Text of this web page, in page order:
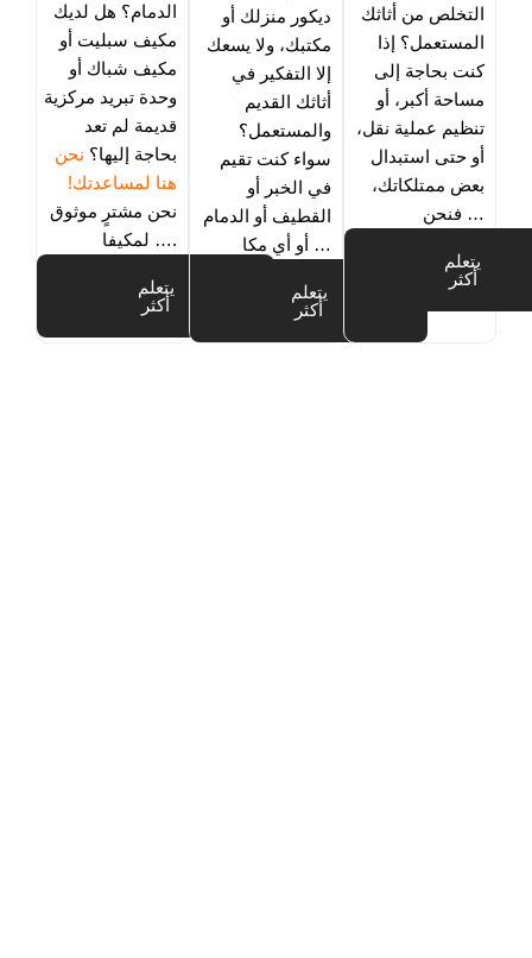
الدمام؟ هل لديك
مكيف سبليت أو
مكيف شباك أو
وحدة تبريد مركزية
قديمة لم تعد
بحاجة إليها؟ نحن
هنا لمساعدتك!
نحن مشترٍ موثوق
لمكيفا ….
يتعلم
أكثر
ديكور منزلك أو
مكتبك، ولا يسعك
إلا التفكير في
أثاثك القديم
والمستعمل؟
سواء كنت تقيم
في الخبر أو
القطيف أو الدمام
أو أي مكا …
يتعلم
أكثر
التخلص من أثاثك
المستعمل؟ إذا
كنت بحاجة إلى
مساحة أكبر، أو
تنظيم عملية نقل،
أو حتى استبدال
بعض ممتلكاتك،
فنحن …
يتعلم
أكثر